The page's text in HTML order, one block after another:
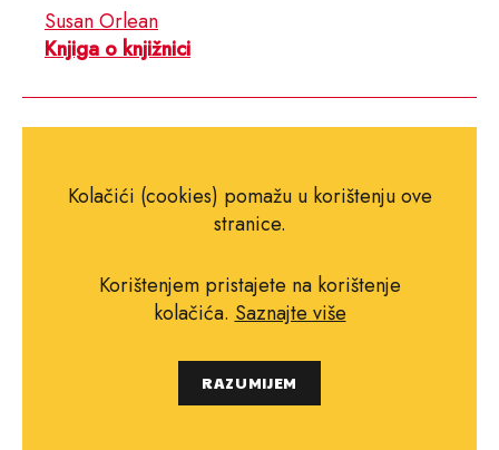
Susan Orlean
Knjiga o knjižnici
Podržite
Kolačići (cookies) pomažu u korištenju ove
stranice.
Korištenjem pristajete na korištenje
kolačića. Saznajte više
RAZUMIJEM